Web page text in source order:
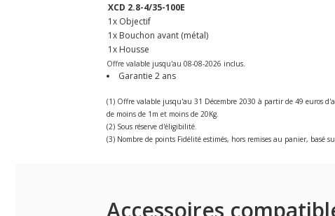
XCD 2.8-4/35-100E
1x Objectif
1x Bouchon avant (métal)
1x Housse
Offre valable jusqu'au 08-08-2026 inclus.
Garantie 2 ans
(1) Offre valable jusqu'au 31 Décembre 2030 à partir de 49 euros
de moins de 1m et moins de 20Kg.
(2) Sous réserve d'éligibilité.
(3) Nombre de points Fidélité estimés, hors remises au panier, basé
Accessoires